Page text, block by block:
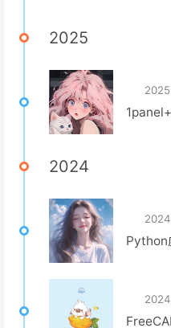
2025
2024
Python